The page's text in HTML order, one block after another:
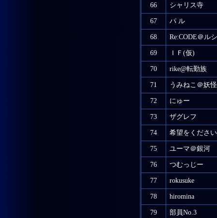
66 シャリス寺
67 パ ル
68 Re:CODE＠ルシ
69 ＩＦ(仮)
70 rike@転勤族
71 うみねこ＠妖
72 にゅー
73 ザグレフ
74 希望をください
75 ユーマ＠銀河
76 つむっじー
77 rokusuke
78 hiromina
79 部員No.3